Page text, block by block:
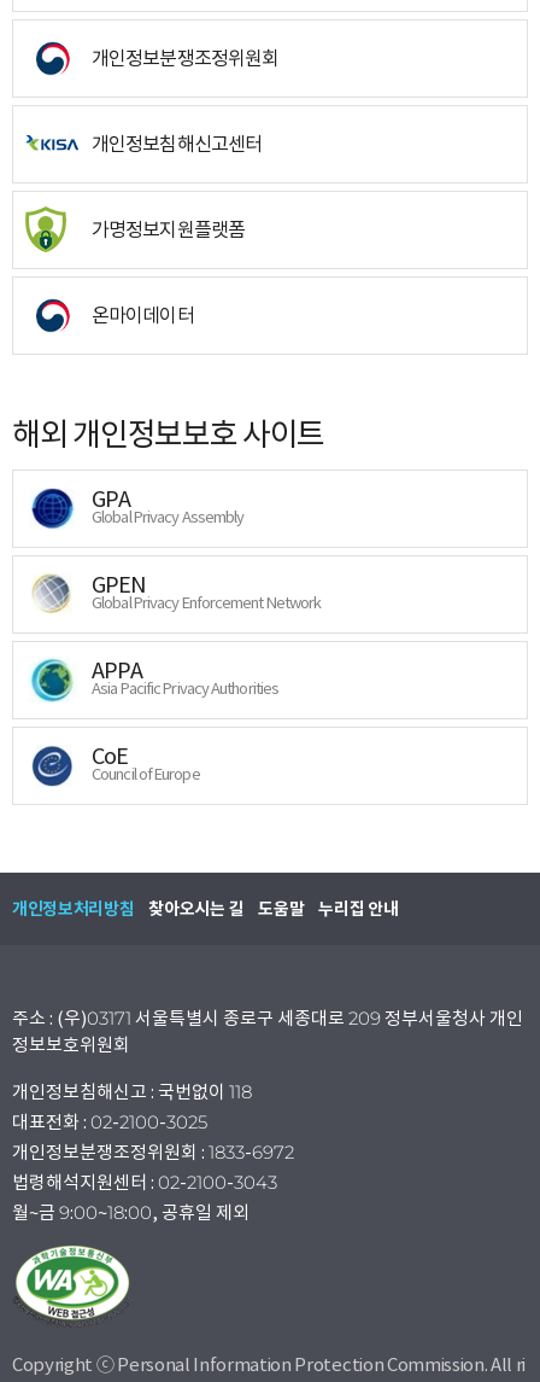
개인정보분쟁조정위원회
개인정보침해신고센터
가명정보지원플랫폼
온마이데이터
해외 개인정보보호 사이트
GPA
Global Privacy Assembly
GPEN
Global Privacy Enforcement Network
APPA
Asia Pacific Privacy Authorities
CoE
Council of Europe
개인정보처리방침 찾아오시는 길 도움말 누리집 안내
주소 : (우)03171 서울특별시 종로구 세종대로 209 정부서울청사 개인
정보보호위원회
개인정보침해신고 : 국번없이 118
대표전화 : 02-2100-3025
개인정보분쟁조정위원회 : 1833-6972
법령해석지원센터 : 02-2100-3043
월~금 9:00~18:00, 공휴일 제외
Copyright ⓒ Personal Information Protection Commission. All ri